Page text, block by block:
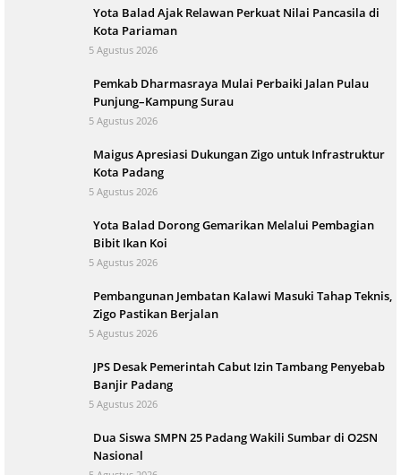
Yota Balad Ajak Relawan Perkuat Nilai Pancasila di
Kota Pariaman
5 Agustus 2026
Pemkab Dharmasraya Mulai Perbaiki Jalan Pulau
Punjung–Kampung Surau
5 Agustus 2026
Maigus Apresiasi Dukungan Zigo untuk Infrastruktur
Kota Padang
5 Agustus 2026
Yota Balad Dorong Gemarikan Melalui Pembagian
Bibit Ikan Koi
5 Agustus 2026
Pembangunan Jembatan Kalawi Masuki Tahap Teknis,
Zigo Pastikan Berjalan
5 Agustus 2026
JPS Desak Pemerintah Cabut Izin Tambang Penyebab
Banjir Padang
5 Agustus 2026
Dua Siswa SMPN 25 Padang Wakili Sumbar di O2SN
Nasional